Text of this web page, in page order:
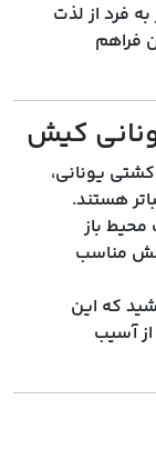
فرد از لذت
فراهم
کیش
کشتی یونانی،
هستند.
محیط باز
مناسب
که این
آسیب